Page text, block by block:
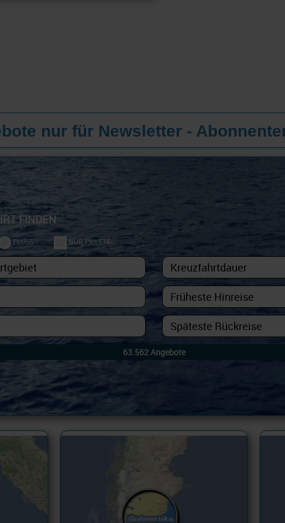
nur für Newsletter -
FINDEN
FLUSS NUR PAKETE